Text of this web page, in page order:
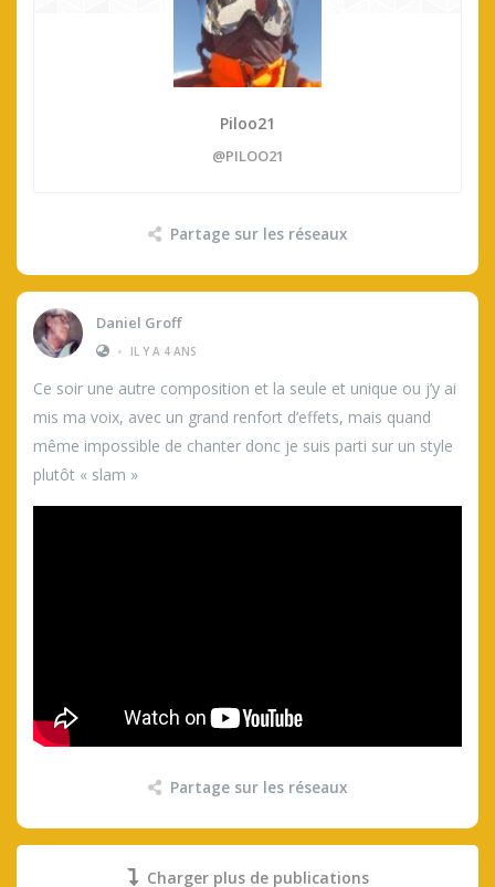
Piloo21
@PILOO21
Partage sur les réseaux
Daniel Groff
•
IL Y A 4 ANS
Ce soir une autre composition et la seule et unique ou j’y ai
mis ma voix, avec un grand renfort d’effets, mais quand
même impossible de chanter donc je suis parti sur un style
plutôt « slam »
Partage sur les réseaux
Charger plus de publications